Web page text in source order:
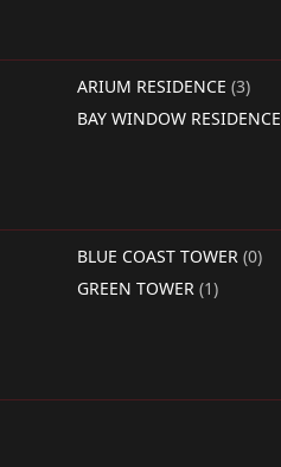
ARIUM RESIDENCE (3)
BAY WINDOW RESIDENCE
BLUE COAST TOWER (0)
GREEN TOWER (1)